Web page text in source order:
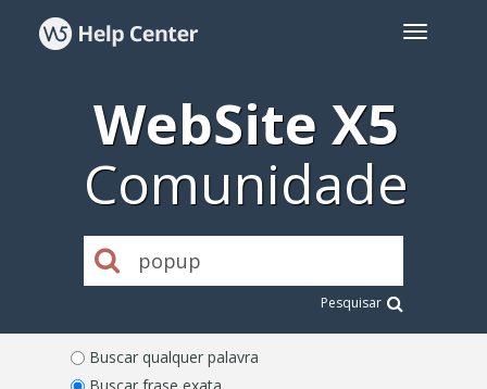
WebSite X5
Comunidade
Pesquisar
Buscar qualquer palavra